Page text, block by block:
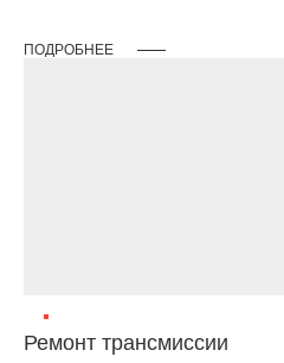
ПОДРОБНЕЕ
Ремонт трансмиссии